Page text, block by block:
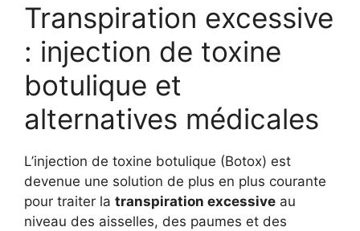
Transpiration excessive
: injection de toxine
botulique et
alternatives médicales
L’injection de toxine botulique (Botox) est
devenue une solution de plus en plus courante
pour traiter la transpiration excessive au
niveau des aisselles, des paumes et des